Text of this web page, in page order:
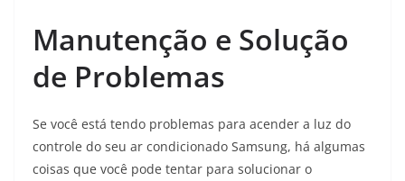
Manutenção e Solução
de Problemas
Se você está tendo problemas para acender a luz do
controle do seu ar condicionado Samsung, há algumas
coisas que você pode tentar para solucionar o